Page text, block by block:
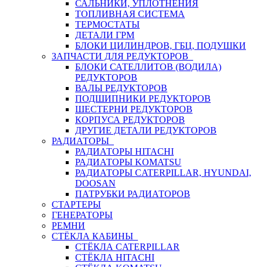
САЛЬНИКИ, УПЛОТНЕНИЯ
ТОПЛИВНАЯ СИСТЕМА
ТЕРМОСТАТЫ
ДЕТАЛИ ГРМ
БЛОКИ ЦИЛИНДРОВ, ГБЦ, ПОДУШКИ
ЗАПЧАСТИ ДЛЯ РЕДУКТОРОВ
БЛОКИ САТЕЛЛИТОВ (ВОДИЛА)
РЕДУКТОРОВ
ВАЛЫ РЕДУКТОРОВ
ПОДШИПНИКИ РЕДУКТОРОВ
ШЕСТЕРНИ РЕДУКТОРОВ
КОРПУСА РЕДУКТОРОВ
ДРУГИЕ ДЕТАЛИ РЕДУКТОРОВ
РАДИАТОРЫ
РАДИАТОРЫ HITACHI
РАДИАТОРЫ KOMATSU
РАДИАТОРЫ CATERPILLAR, HYUNDAI,
DOOSAN
ПАТРУБКИ РАДИАТОРОВ
СТАРТЕРЫ
ГЕНЕРАТОРЫ
РЕМНИ
СТЁКЛА КАБИНЫ
СТЁКЛА CATERPILLAR
СТЁКЛА HITACHI